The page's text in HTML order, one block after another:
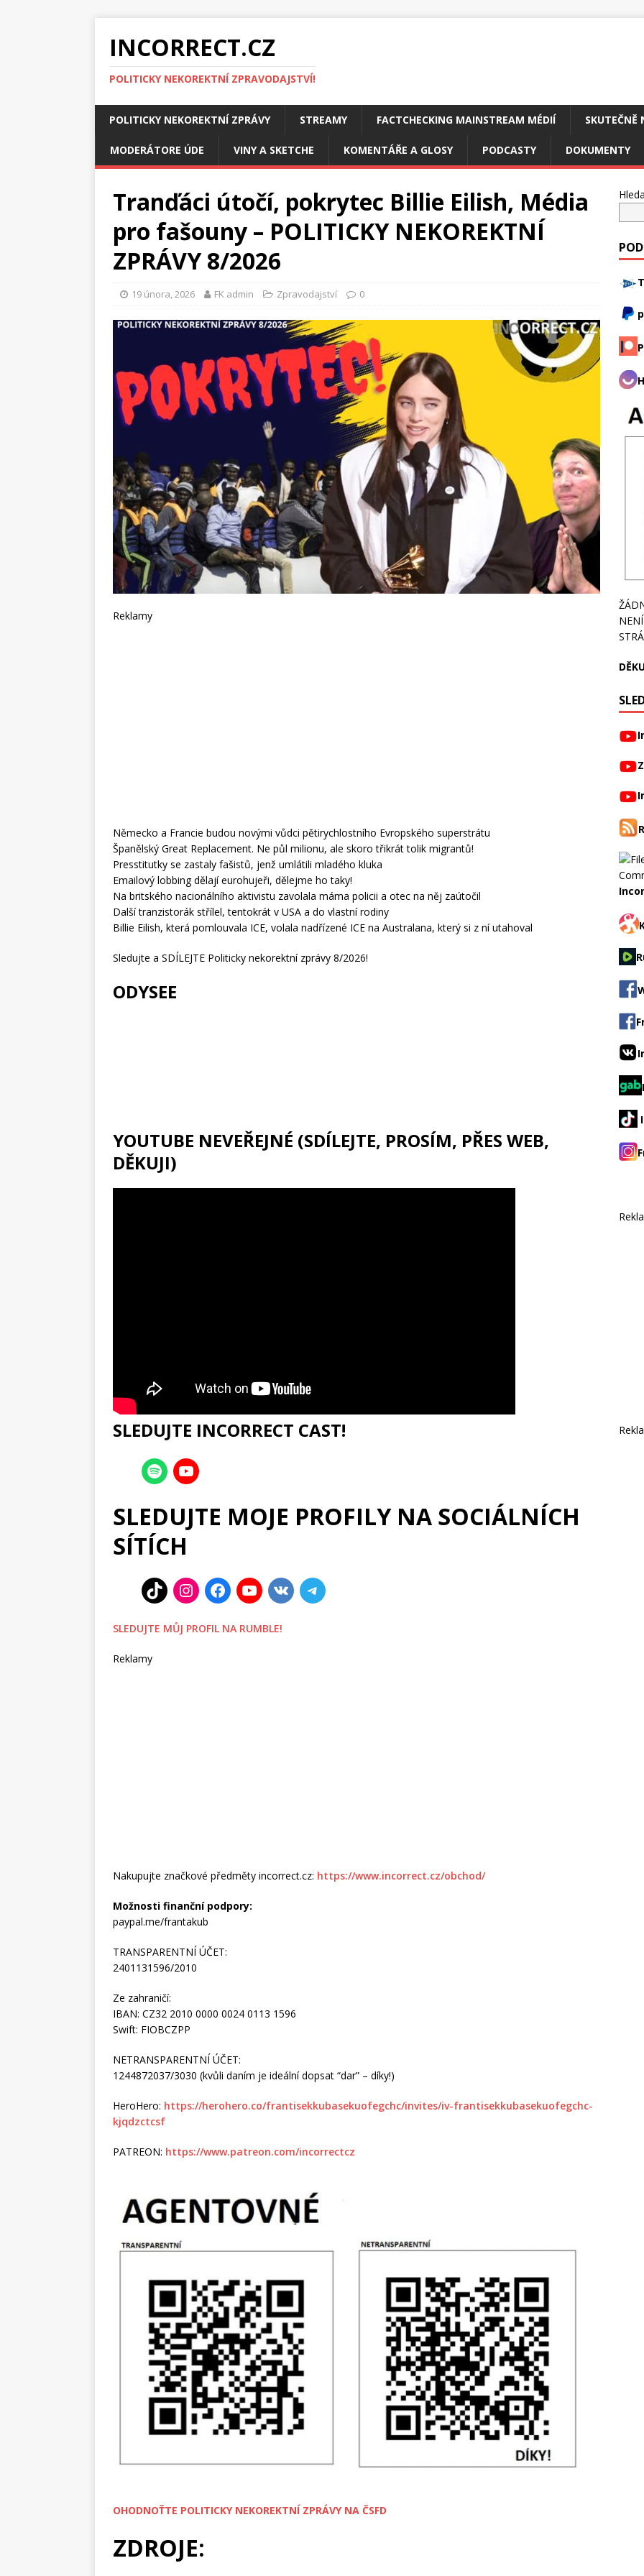
INCORRECT.CZ
POLITICKY NEKOREKTNÍ ZPRAVODAJSTVÍ!
POLITICKY NEKOREKTNÍ ZPRÁVY STREAMY FACTCHECKING MAINSTREAM MÉDIÍ SKUTEČNĚ
MODERÁTORE ÚDE VINY A SKETCHE KOMENTÁŘE A GLOSY PODCASTY DOKUMENTY
Tranďáci útočí, pokrytec Billie Eilish, Média
pro fašouny – POLITICKY NEKOREKTNÍ
ZPRÁVY 8/2026
19 února, 2026 FK admin Zpravodajství 0
Reklamy
Německo a Francie budou novými vůdci pětirychlostního Evropského superstrátu
Španělský Great Replacement. Ne půl milionu, ale skoro třikrát tolik migrantů!
Presstitutky se zastaly fašistů, jenž umlátili mladého kluka
Emailový lobbing dělají eurohujeři, dělejme ho taky!
Na britského nacionálního aktivistu zavolala máma policii a otec na něj zaútočil
Další tranzistorák střílel, tentokrát v USA a do vlastní rodiny
Billie Eilish, která pomlouvala ICE, volala nadřízené ICE na Australana, který si z ní utahoval
Sledujte a SDÍLEJTE Politicky nekorektní zprávy 8/2026!
ODYSEE
YOUTUBE NEVEŘEJNÉ (SDÍLEJTE, PROSÍM, PŘES WEB,
DĚKUJI)
SLEDUJTE INCORRECT CAST!
SLEDUJTE MOJE PROFILY NA SOCIÁLNÍCH
SÍTÍCH
SLEDUJTE MŮJ PROFIL NA RUMBLE!
Reklamy
Nakupujte značkové předměty incorrect.cz: https://www.incorrect.cz/obchod/
Možnosti finanční podpory:
paypal.me/frantakub
TRANSPARENTNÍ ÚČET:
2401131596/2010
Ze zahraničí:
IBAN: CZ32 2010 0000 0024 0113 1596
Swift: FIOBCZPP
NETRANSPARENTNÍ ÚČET:
1244872037/3030 (kvůli daním je ideální dopsat “dar” – díky!)
HeroHero: https://herohero.co/frantisekkubasekuofegchc/invites/iv-frantisekkubasekuofegchc-
kjqdzctcsf
PATREON: https://www.patreon.com/incorrectcz
OHODNOŤTE POLITICKY NEKOREKTNÍ ZPRÁVY NA ČSFD
ZDROJE: